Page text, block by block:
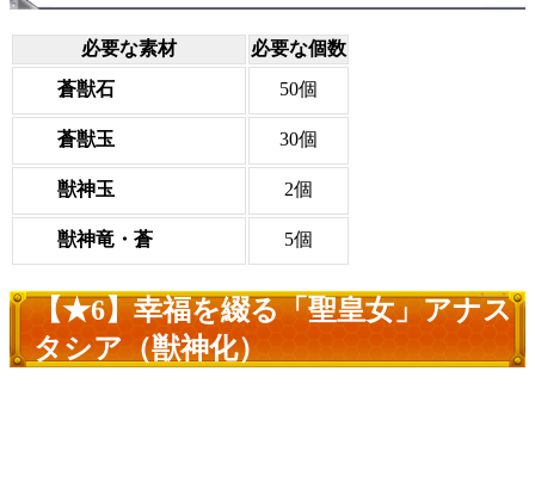
必要な素材
必要な個数
蒼獣石
50個
蒼獣玉 30個
獣神玉 2個
獣神竜・蒼 5個
【★6】幸福を綴る「聖皇女」アナス
タシア（獣神化）